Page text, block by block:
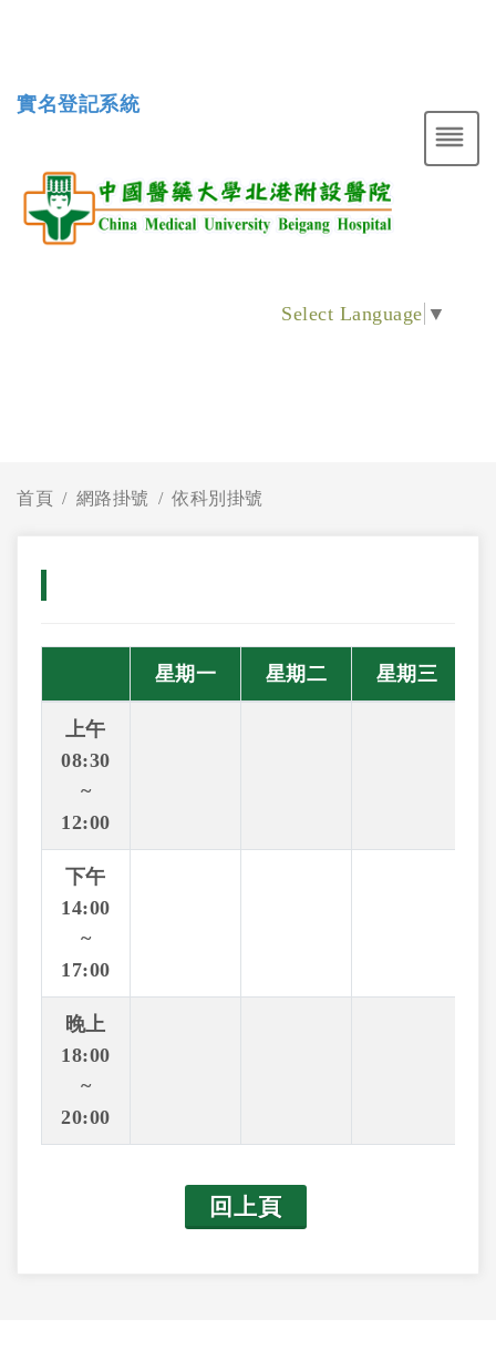
實名登記系統
Select Language ▼
首頁 網路掛號 依科別掛號
星期一 星期二 星期三
上午
08:30
~
12:00
下午
14:00
~
17:00
晚上
18:00
~
20:00
回上頁